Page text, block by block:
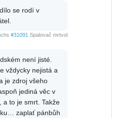
se rodí v
#31091 Spalovač mrtvol
není jisté.
vždycky nejistá a
je zdroj všeho
jediná věc v
a to je smrt. Takže
zaplať pánbůh